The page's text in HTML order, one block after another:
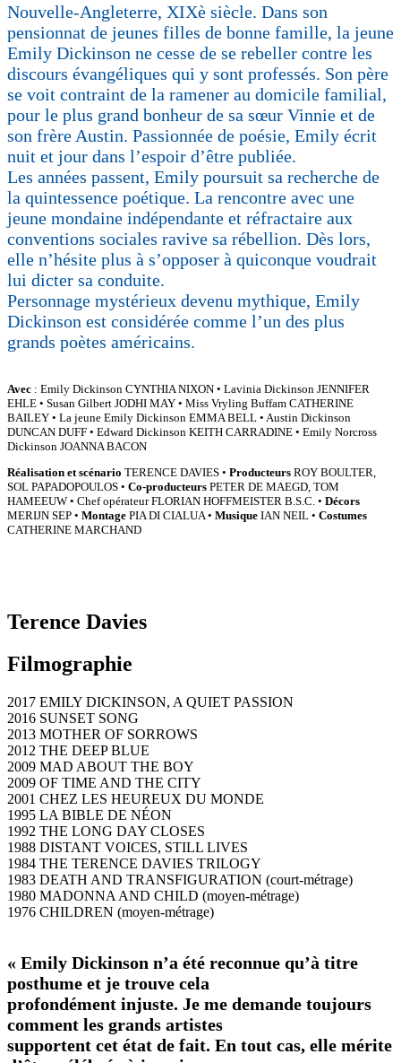
Nouvelle-Angleterre, XIXè siècle. Dans son
pensionnat de jeunes filles de bonne famille, la jeune
Emily Dickinson ne cesse de se rebeller contre les
discours évangéliques qui y sont professés. Son père
se voit contraint de la ramener au domicile familial,
pour le plus grand bonheur de sa sœur Vinnie et de
son frère Austin. Passionnée de poésie, Emily écrit
nuit et jour dans l’espoir d’être publiée.
Les années passent, Emily poursuit sa recherche de
la quintessence poétique. La rencontre avec une
jeune mondaine indépendante et réfractaire aux
conventions sociales ravive sa rébellion. Dès lors,
elle n’hésite plus à s’opposer à quiconque voudrait
lui dicter sa conduite.
Personnage mystérieux devenu mythique, Emily
Dickinson est considérée comme l’un des plus
grands poètes américains.
Avec : Emily Dickinson CYNTHIA NIXON • Lavinia Dickinson JENNIFER
EHLE • Susan Gilbert JODHI MAY • Miss Vryling Buffam CATHERINE
BAILEY • La jeune Emily Dickinson EMMA BELL • Austin Dickinson
DUNCAN DUFF • Edward Dickinson KEITH CARRADINE • Emily Norcross
Dickinson JOANNA BACON
Réalisation et scénario TERENCE DAVIES • Producteurs ROY BOULTER,
SOL PAPADOPOULOS • Co-producteurs PETER DE MAEGD, TOM
HAMEEUW • Chef opérateur FLORIAN HOFFMEISTER B.S.C. • Décors
MERIJN SEP • Montage PIA DI CIALUA • Musique IAN NEIL • Costumes
CATHERINE MARCHAND
Terence Davies
Filmographie
2017 EMILY DICKINSON, A QUIET PASSION
2016 SUNSET SONG
2013 MOTHER OF SORROWS
2012 THE DEEP BLUE
2009 MAD ABOUT THE BOY
2009 OF TIME AND THE CITY
2001 CHEZ LES HEUREUX DU MONDE
1995 LA BIBLE DE NÉON
1992 THE LONG DAY CLOSES
1988 DISTANT VOICES, STILL LIVES
1984 THE TERENCE DAVIES TRILOGY
1983 DEATH AND TRANSFIGURATION (court-métrage)
1980 MADONNA AND CHILD (moyen-métrage)
1976 CHILDREN (moyen-métrage)
« Emily Dickinson n’a été reconnue qu’à titre
posthume et je trouve cela
profondément injuste. Je me demande toujours
comment les grands artistes
supportent cet état de fait. En tout cas, elle mérite